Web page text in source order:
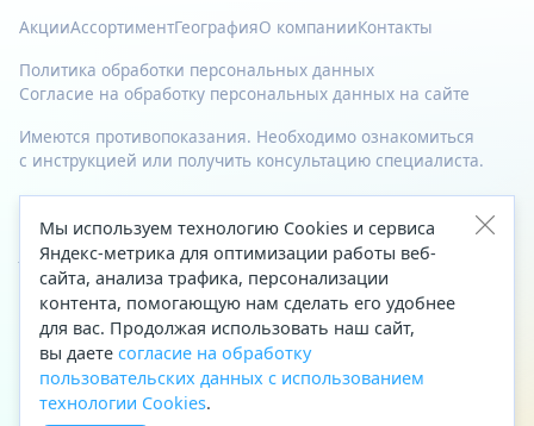
АкцииАссортиментГеографияО компанииКонтакты
Политика обработки персональных данных
Согласие на обработку персональных данных на сайте
Имеются противопоказания. Необходимо ознакомиться
с инструкцией или получить консультацию специалиста.
© 2023—2026 Все права защищены.
Адрес
Архангельск, ул. Папанина, д. 19 (вход в здание со стороны
автоцентра «Тойота»)
Приемная Генерального директора
Телефон
+7 (8182) 63-60-31
Мы используем технологию Cookies и сервиса
Яндекс-метрика для оптимизации работы веб-
сайта, анализа трафика, персонализации
контента, помогающую нам сделать его удобнее
для вас. Продолжая использовать наш сайт,
вы даете согласие на обработку
пользовательских данных с использованием
технологии Cookies.